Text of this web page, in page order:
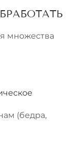
множества
(бедра,